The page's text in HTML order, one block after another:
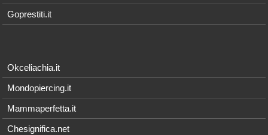
Goprestiti.it
Okceliachia.it
Mondopiercing.it
Mammaperfetta.it
Chesignifica.net